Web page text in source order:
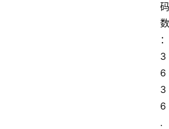
码
数
：
3
6
3
6
.